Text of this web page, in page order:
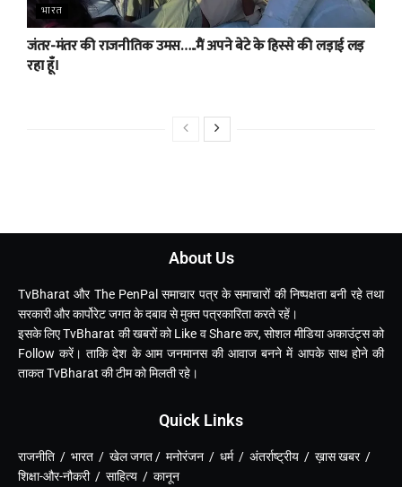
भारत
जंतर-मंतर की राजनीतिक उमस…..मैं अपने बेटे के हिस्से की लड़ाई लड़
रहा हूँ।
About Us
TvBharat और The PenPal समाचार पत्र के समाचारों की निष्पक्षता बनी रहे तथा
सरकारी और कार्पोरेट जगत के दबाव से मुक्त पत्रकारिता करते रहें।
इसके लिए TvBharat की खबरों को Like व Share कर, सोशल मीडिया अकाउंट्स को
Follow करें। ताकि देश के आम जनमानस की आवाज बनने में आपके साथ होने की
ताकत TvBharat की टीम को मिलती रहे।
Quick Links
राजनीति / भारत / खेल जगत / मनोरंजन / धर्म / अंतर्राष्ट्रीय / ख़ास खबर /
शिक्षा-और-नौकरी / साहित्य / कानून